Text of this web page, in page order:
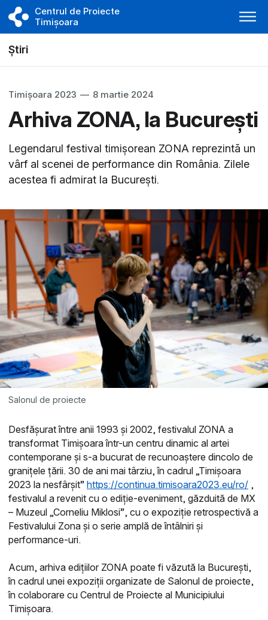
Centrul de Proiecte
Timișoara
Știri
Timișoara 2023 — 8 martie 2024
Arhiva ZONA, la București
Legendarul festival timișorean ZONA reprezintă un
vârf al scenei de performance din România. Zilele
acestea fi admirat la București.
Salonul de proiecte
Desfășurat între anii 1993 și 2002, festivalul ZONA a
transformat Timișoara într-un centru dinamic al artei
contemporane și s-a bucurat de recunoaștere dincolo de
granițele țării. 30 de ani mai târziu, în cadrul „Timișoara
2023 la nesfârșit” https://continua.timisoara2023.eu/ro/ ,
festivalul a revenit cu o ediție-eveniment, găzduită de MX
– Muzeul „Corneliu Miklosi”, cu o expoziție retrospectivă a
Festivalului Zona și o serie amplă de întâlniri și
performance-uri.
Acum, arhiva edițiilor ZONA poate fi văzută la București,
în cadrul unei expoziții organizate de Salonul de proiecte,
în colaborare cu Centrul de Proiecte al Municipiului
Timișoara.